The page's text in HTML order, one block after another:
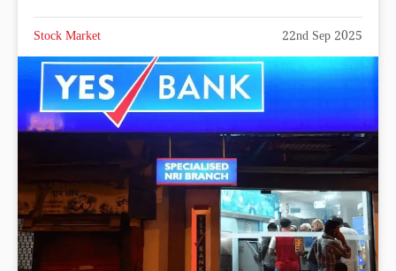
Stock Market 22nd Sep 2025